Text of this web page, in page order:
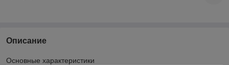
Описание
Основные характеристики